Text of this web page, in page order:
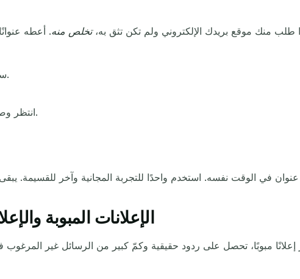
طلب منك موقع بريدك الإلكتروني ولم تكن تثق به،تخلص منه. أعطه
افتح TempMail.now. سيظهر عنوان جديد على الفور.
انتظر وصول الرسالة. اضغط على تحديث لرؤيتها فور وصولها.
الإعلانات المبوبة
إعلانًا مبوبًا، تحصل على ردود حقيقية وكمّ كبير من الرسائل غير